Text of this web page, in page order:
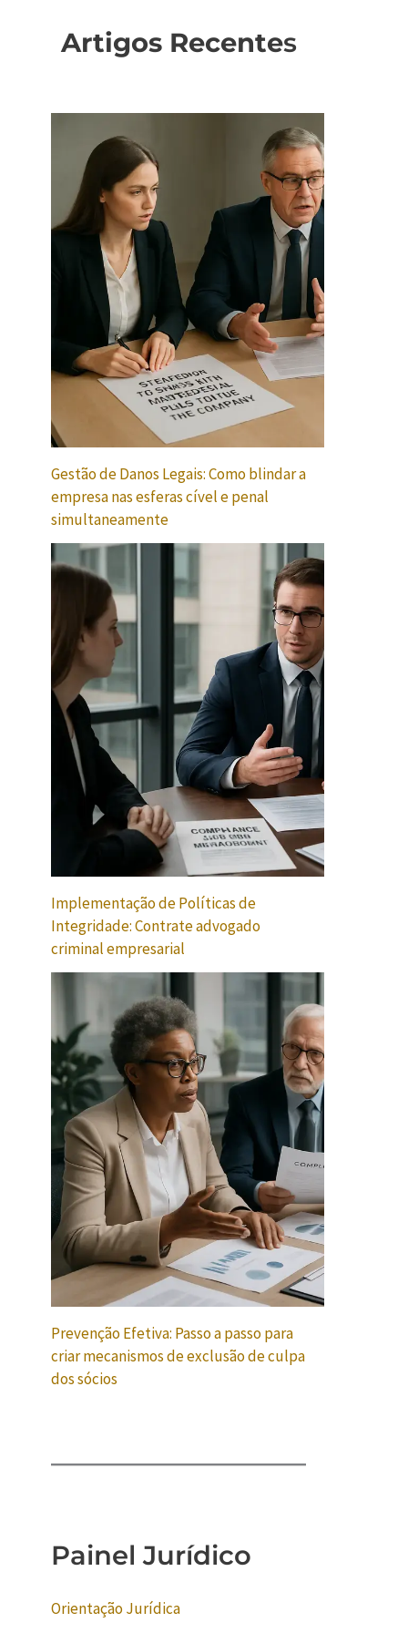
Artigos Recentes
Gestão de Danos Legais: Como blindar a
empresa nas esferas cível e penal
simultaneamente
Implementação de Políticas de
Integridade: Contrate advogado
criminal empresarial
Prevenção Efetiva: Passo a passo para
criar mecanismos de exclusão de culpa
dos sócios
Painel Jurídico
Orientação Jurídica